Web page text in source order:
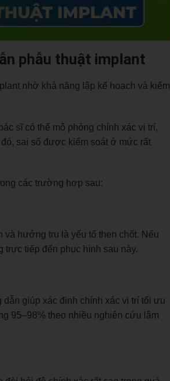
phẫu thuật implant
nhờ khả năng lập kế hoạch và kiểm
sĩ có thể mô phỏng chính xác vị trí,
sai số được kiểm soát ở mức rất
các trường hợp sau:
và hướng trụ là yếu tố then chốt. Nếu
trực tiếp đến phục hình sau này.
giúp xác định chính xác vị trí tối ưu
95–98% theo nhiều nghiên cứu lâm